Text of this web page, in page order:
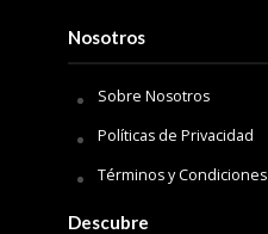
Nosotros
Sobre Nosotros
Políticas de Privacidad
Términos y Condiciones
Descubre